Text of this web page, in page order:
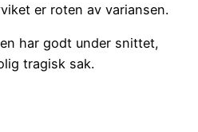
er roten av variansen.
har godt under snittet,
tragisk sak.